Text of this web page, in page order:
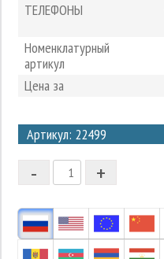
ТЕЛЕФОНЫ
Номенклатурный
артикул
Цена за
Артикул: 22499
2
1
-1
+
-